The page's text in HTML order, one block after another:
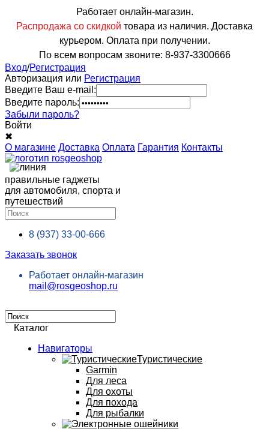
Работает онлайн-магазин.
Распродажа со скидкой товара из наличия. Доставка
курьером. Оплата при получении.
По всем вопросам звоните: 8-937-3300666
Вход/Регистрация
Авторизация или Регистрация
Введите Ваш e-mail:
Введите пароль:
Забыли пароль?
Войти
✖
О магазине Доставка Оплата Гарантия Контакты
правильные гаджеты
для автомобиля, спорта и
путешествий
8 (937) 33-00-666
Заказать звонок
Работает онлайн-магазин
mail@rosgeoshop.ru
Каталог
Навигаторы
Туристические
Garmin
Для леса
Для охоты
Для похода
Для рыбалки